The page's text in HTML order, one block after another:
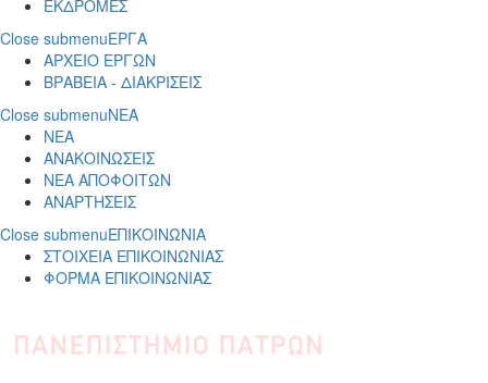
ΕΚΔΡΟΜΕΣ
Close submenuΕΡΓΑ
ΑΡΧΕΙΟ ΕΡΓΩΝ
ΒΡΑΒΕΙΑ - ΔΙΑΚΡΙΣΕΙΣ
Close submenuΝΕΑ
ΝΕΑ
ΑΝΑΚΟΙΝΩΣΕΙΣ
ΝΕΑ ΑΠΟΦΟΙΤΩΝ
ΑΝΑΡΤΗΣΕΙΣ
Close submenuΕΠΙΚΟΙΝΩΝΙΑ
ΣΤΟΙΧΕΙΑ ΕΠΙΚΟΙΝΩΝΙΑΣ
ΦΟΡΜΑ ΕΠΙΚΟΙΝΩΝΙΑΣ